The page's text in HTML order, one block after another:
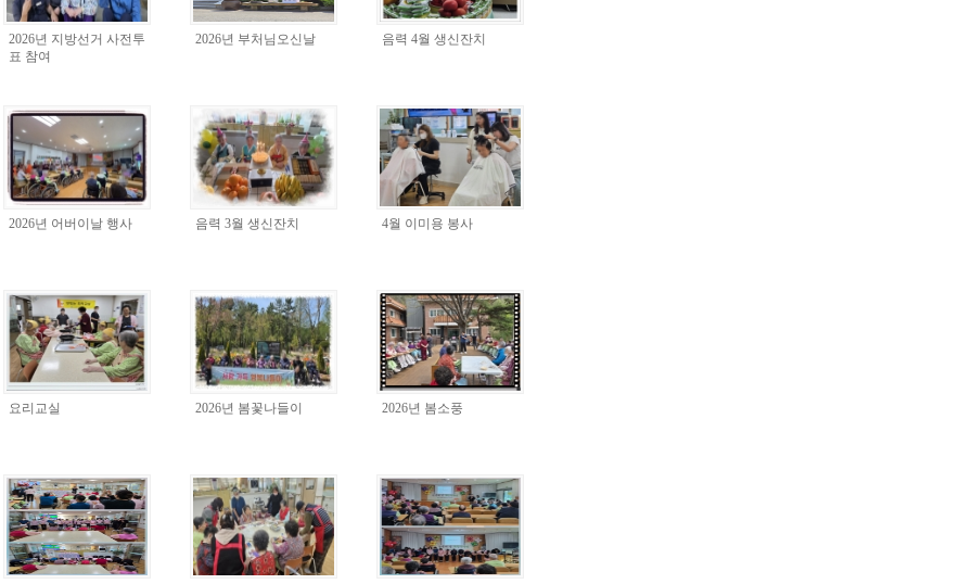
2026년 지방선거 사전투
표 참여
2026년 부처님오신날 음력 4월 생신잔치
2026년 어버이날 행사 음력 3월 생신잔치 4월 이미용 봉사
요리교실 2026년 봄꽃나들이 2026년 봄소풍